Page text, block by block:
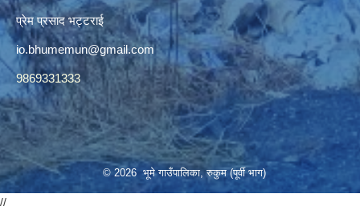
प्रेम प्रसाद भट्टराई
io.bhumemun@gmail.com
9869331333
© 2026 भूमे गाउँपालिका, रुकुम (पूर्वी भाग)
//